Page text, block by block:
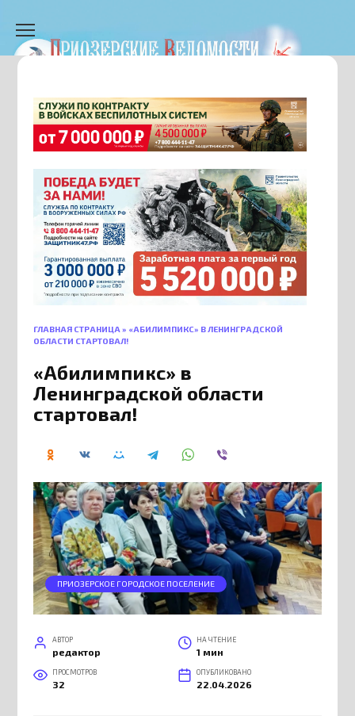
содержанию
ГЛАВНАЯ СТРАНИЦА » «АБИЛИМПИКС» В ЛЕНИНГРАДСКОЙ
ОБЛАСТИ СТАРТОВАЛ!
«Абилимпикс» в
Ленинградской области
стартовал!
ПРИОЗЕРСКОЕ ГОРОДСКОЕ ПОСЕЛЕНИЕ
АВТОР
редактор
НА ЧТЕНИЕ
1 мин
ПРОСМОТРОВ
32
ОПУБЛИКОВАНО
22.04.2026